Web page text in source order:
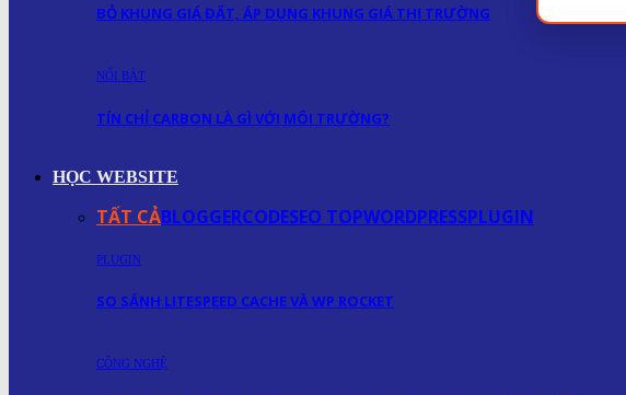
BỎ KHUNG GIÁ ĐẤT, ÁP DỤNG KHUNG GIÁ THỊ TRƯỜNG
NỔI BẬT
TÍN CHỈ CARBON LÀ GÌ VỚI MÔI TRƯỜNG?
HỌC WEBSITE
TẤT CẢBLOGGERCODESEO TOPWORDPRESSPLUGIN
PLUGIN
SO SÁNH LITESPEED CACHE VÀ WP ROCKET
CÔNG NGHỆ